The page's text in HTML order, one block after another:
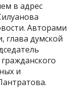
в адрес
Авторами
глава думской
и